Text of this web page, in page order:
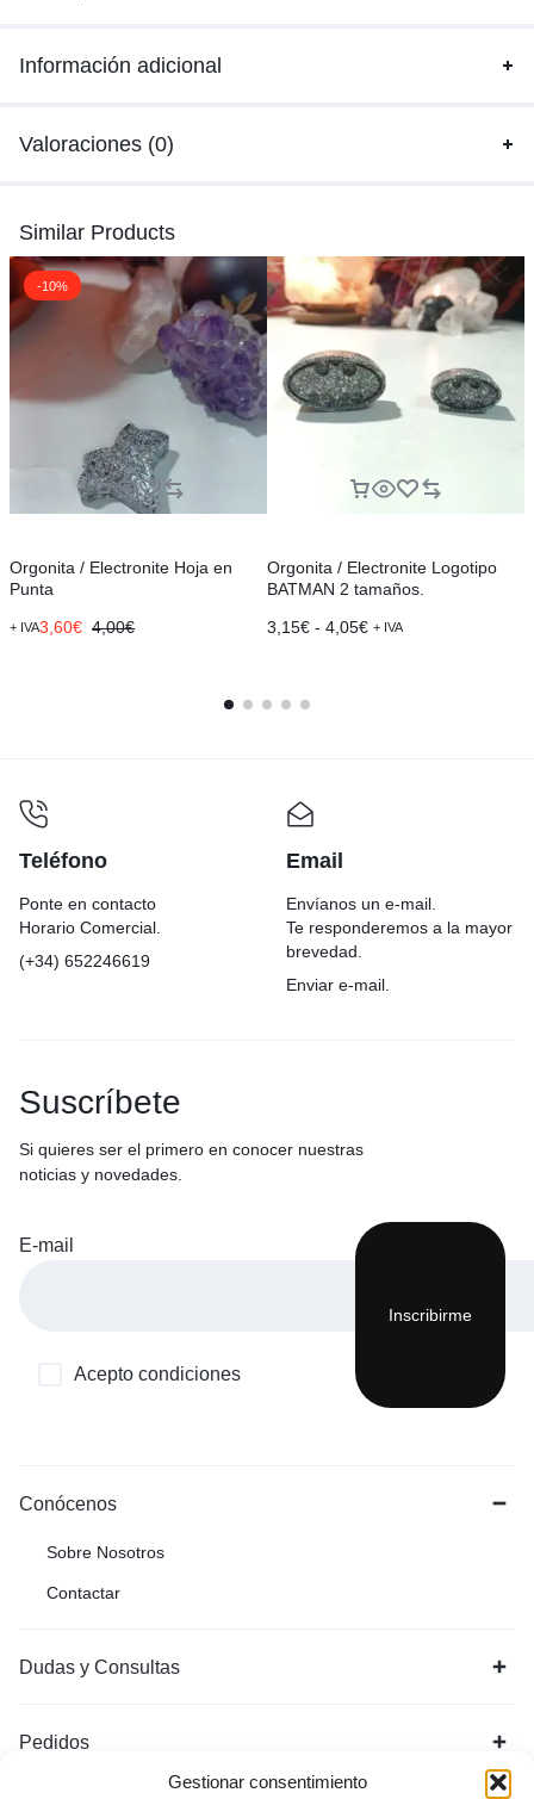
Gestionar consentimiento
Información adicional
Valoraciones (0)
Similar Products
-10%
Orgonita / Electronite Hoja en
Punta
3,60€ 4,00€
+ IVA
Orgonita / Electronite Logotipo
BATMAN 2 tamaños.
3,15€ - 4,05€ + IVA
Teléfono
Ponte en contacto
Horario Comercial.
(+34) 652246619
Email
Envíanos un e-mail.
Te responderemos a la mayor
brevedad.
Enviar e-mail.
Suscríbete
Si quieres ser el primero en conocer nuestras
noticias y novedades.
E-mail
Acepto condiciones
Conócenos
Sobre Nosotros
Contactar
Dudas y Consultas
Pedidos